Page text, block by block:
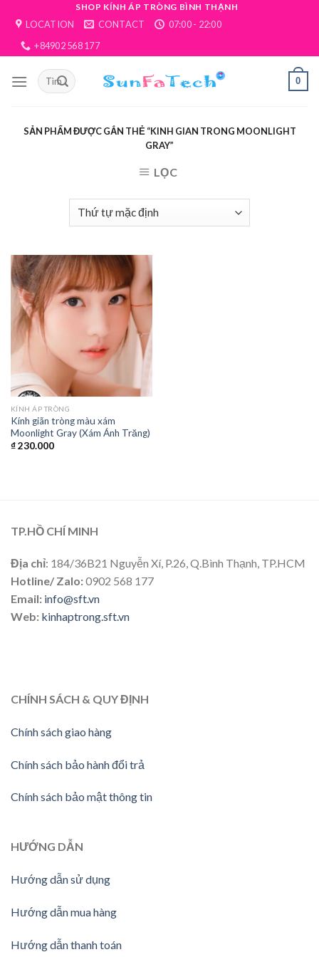
content
SHOP KÍNH ÁP TRÒNG BÌNH THẠNH
LOCATION CONTACT
07:00 - 22:00
+84902 568 177
0
SẢN PHẨM ĐƯỢC GẮN THẺ “KINH GIAN TRONG MOONLIGHT
GRAY”
LỌC
KÍNH ÁP TRÒNG
Kính giãn tròng màu xám
Moonlight Gray (Xám Ánh Trăng)
₫230.000
TP.HỒ CHÍ MINH
Địa chỉ: 184/36B21 Nguyễn Xí, P.26, Q.Bình Thạnh, TP.HCM
Hotline/ Zalo:0902 568 177
Email: info@sft.vn
Web: kinhaptrong.sft.vn
CHÍNH SÁCH & QUY ĐỊNH
Chính sách giao hàng
Chính sách bảo hành đổi trả
Chính sách bảo mật thông tin
HƯỚNG DẪN
Hướng dẫn sử dụng
Hướng dẫn mua hàng
Hướng dẫn thanh toán